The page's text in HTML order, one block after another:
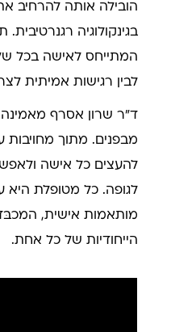
הובילה אותה להרחיב
בגינקולוגיה
המתייחס לאישה בכל
לבין רגישות אמיתית
ד"ר שרון אסרף מאמינה
מבפנים. מתוך מחויבות
להעצים כל אישה
לגופה. כל מטופלת היא
מותאמות אישית,
הייחודיות של כל אחת.